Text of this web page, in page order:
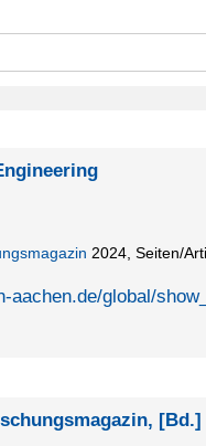
2024, Seiten/
aachen.de/global/
[Bd.]